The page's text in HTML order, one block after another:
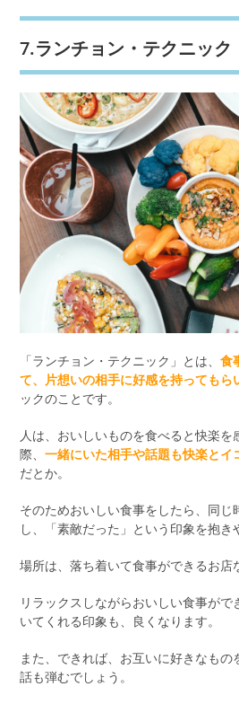
7.ランチョン・テクニック
「ランチョン・テクニック」とは、食
て、片想いの相手に好感を持ってもら
ックのことです。
人は、おいしいものを食べると快楽
際、一緒にいた相手や話題も快楽とイ
だとか。
そのためおいしい食事をしたら、同じ
し、「素敵だった」という印象を抱き
場所は、落ち着いて食事ができるお店
リラックスしながらおいしい食事が
いてくれる印象も、良くなります。
また、できれば、お互いに好きなもの
話も弾むでしょう。